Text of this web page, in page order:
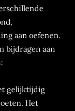
aan oefenen.
bijdragen aan
gelijktijdig
Het